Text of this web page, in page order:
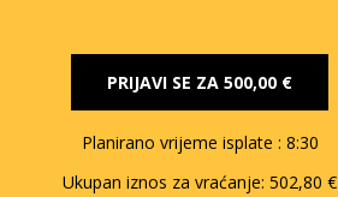
PRIJAVI SE ZA 500,00 €
Planirano vrijeme isplate : 8:30
Ukupan iznos za vraćanje: 502,80 €